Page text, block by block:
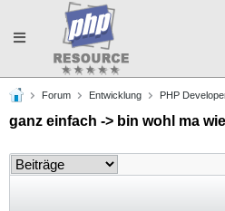
Toggle
navigation
Forum Entwicklung PHP
ganz einfach -> bin wohl ma